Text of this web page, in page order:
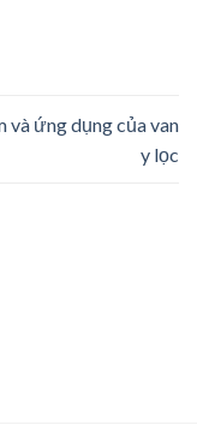
và ứng dụng của van
y lọc